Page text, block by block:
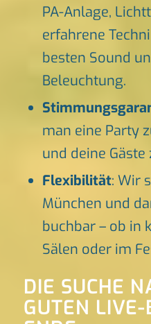
PA-Anlage,
erfahrene
besten Sound
Beleuchtung.
man eine Party
und deine
Flexibilität: Wir
München und
buchbar – ob in
Sälen oder im
DIE SUCHE
GUTEN